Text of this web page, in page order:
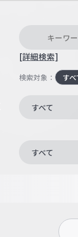
[詳細検索]
検索対象： すべ
すべて
すべて